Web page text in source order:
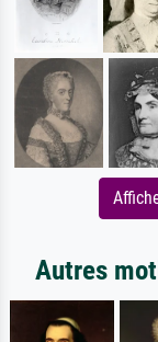
Autres